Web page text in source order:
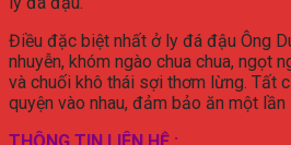
Điều đặc biệt nhất ở ly đá đậu Ông
nhuyễn, khóm ngào chua chua, ngọt
và chuối khô thái sợi thơm lừng. Tất
quyện vào nhau, đảm bảo ăn một lần